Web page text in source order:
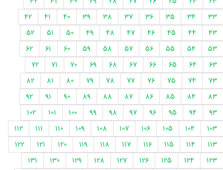
33
34
35
36
37
38
39
40
41
42
43
44
45
46
47
48
49
50
51
52
53
54
55
56
57
58
59
60
61
62
63
64
65
66
67
68
69
70
71
72
73
74
75
76
77
78
79
80
81
82
83
84
85
86
87
88
89
90
91
92
93
94
95
96
97
98
99
100
101
102
103
104
105
106
107
108
109
110
111
112
113
114
115
116
117
118
119
120
121
122
123
124
125
126
127
128
129
130
131